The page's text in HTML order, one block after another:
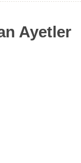
Ayetler